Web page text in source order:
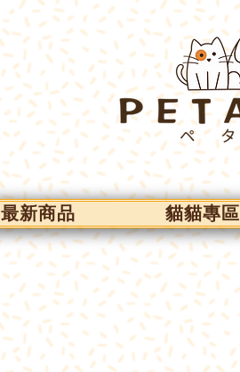
最新商品 貓貓專區